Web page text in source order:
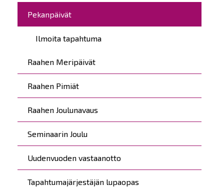
Pekanpäivät
Ilmoita tapahtuma
Raahen Meripäivät
Raahen Pimiät
Raahen Joulunavaus
Seminaarin Joulu
Uudenvuoden vastaanotto
Tapahtumajärjestäjän lupaopas